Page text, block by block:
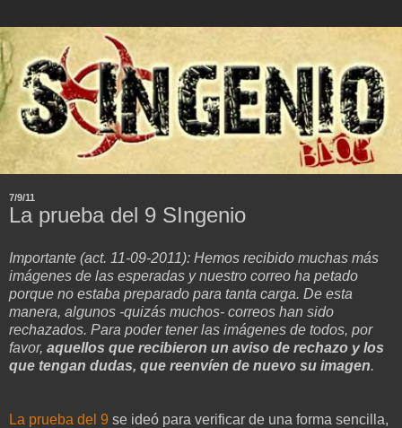
7/9/11
La prueba del 9 SIngenio
Importante (act. 11-09-2011): Hemos recibido muchas más
imágenes de las esperadas y nuestro correo ha petado
porque no estaba preparado para tanta carga. De esta
manera, algunos -quizás muchos- correos han sido
rechazados. Para poder tener las imágenes de todos, por
favor, aquellos que recibieron un aviso de rechazo y los
que tengan dudas, que reenvíen de nuevo su imagen.
La prueba del 9 se ideó para verificar de una forma sencilla,